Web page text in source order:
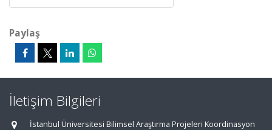
Paylaş
İletişim Bilgileri
İstanbul Üniversitesi Bilimsel Araştırma Projeleri Koordinasyon